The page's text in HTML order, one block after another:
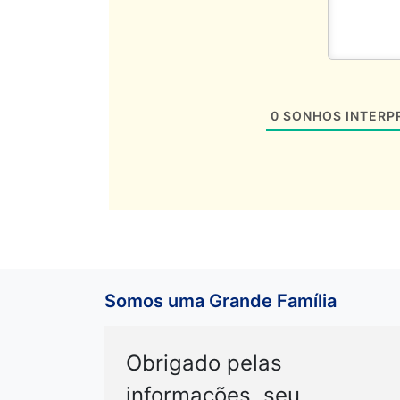
0 SONHOS
Somos uma Grande Família
Obrigado pelas